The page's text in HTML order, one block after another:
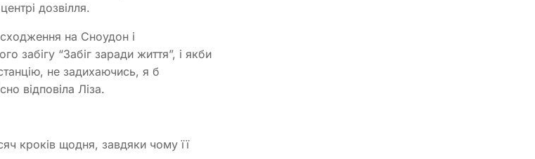
дозвілля.
на Сноудон і
“Забіг заради життя”, і якби
не задихаючись, я б
відповіла Ліза.
кроків щодня, завдяки чому її